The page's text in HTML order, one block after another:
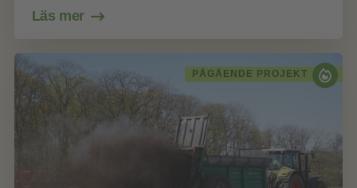
Läs mer
PÅGÅENDE PROJEKT